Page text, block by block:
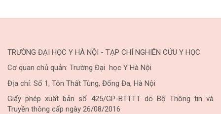
TRƯỜNG ĐẠI HỌC Y HÀ NỘI - TẠP CHÍ NGHIÊN CỨU Y HỌC
Cơ quan chủ quản: Trường Đại học Y Hà Nội
Địa chỉ: Số 1, Tôn Thất Tùng, Đống Đa, Hà Nội
Giấy phép xuất bản số 425/GP-BTTTT do Bộ Thông tin và
Truyền thông cấp ngày 26/08/2016